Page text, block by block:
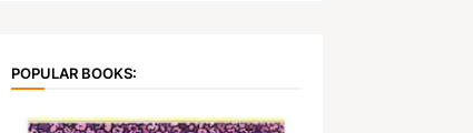
POPULAR BOOKS: